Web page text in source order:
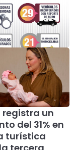
un
del 31% en
turística